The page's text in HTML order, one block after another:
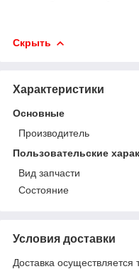
Скрыть
Характеристики
Основные
Производитель
Пользовательские
Вид запчасти
Состояние
Условия доставки
Доставка осуществляется